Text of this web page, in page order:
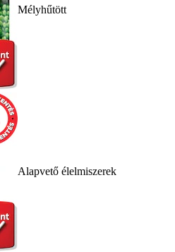
Mélyhűtött
Alapvető élelmiszerek